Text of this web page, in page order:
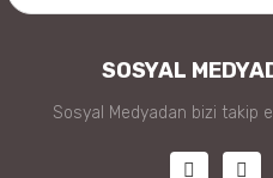
SOSYAL
Sosyal Medyadan bizi takip